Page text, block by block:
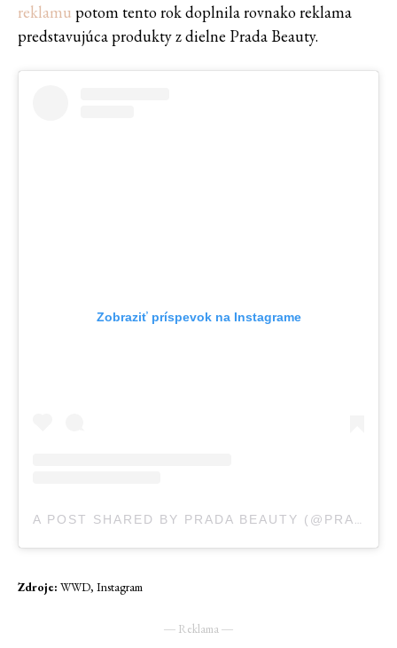
reklamu potom tento rok doplnila rovnako reklama
predstavujúca produkty z dielne Prada Beauty.
Zobraziť príspevok na Instagrame
A POST SHARED BY PRADA BEAUTY (@PRADABEAUTY)
Zdroje: WWD, Instagram
― Reklama ―